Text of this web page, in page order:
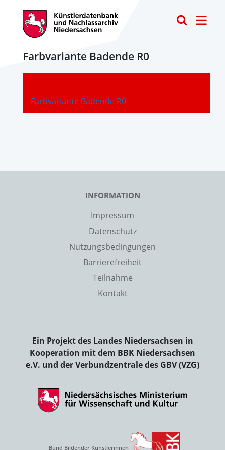
Farbvariante Badende R0
Farbvariante Badende R0
-
INFORMATION
Impressum
Datenschutz
Nutzungsbedingungen
Barrierefreiheit
Teilnahme
Kontakt
Ein Projekt des Landes Niedersachsen in
Kooperation mit dem BBK Niedersachsen
e.V. und der Verbundzentrale des GBV (VZG)
Bund Bildender Künstlerinnen